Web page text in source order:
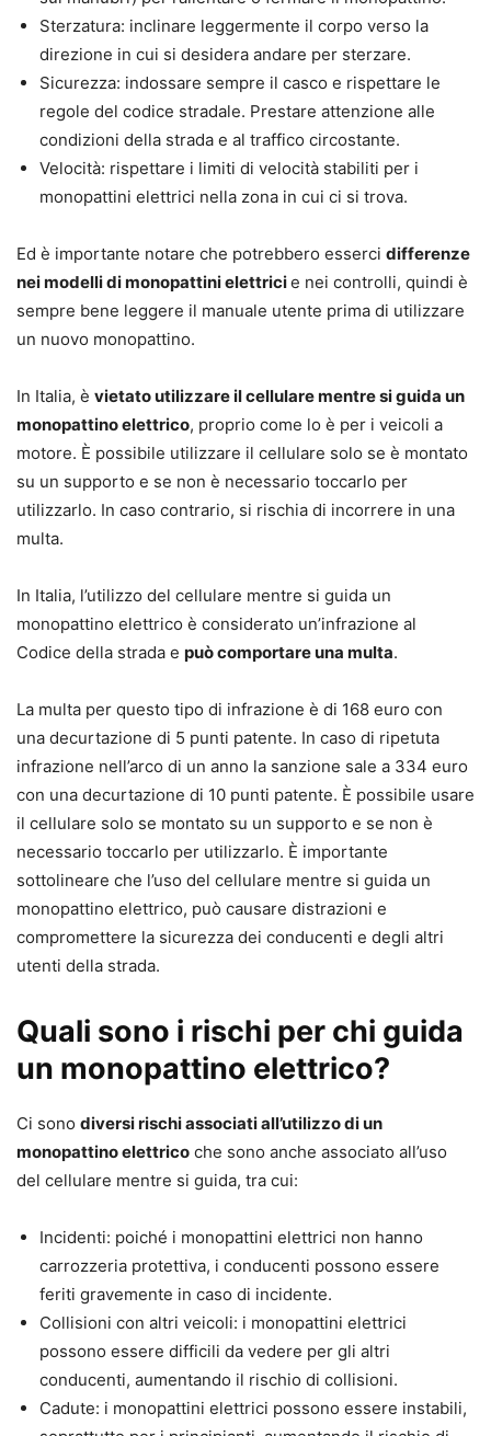
Sterzatura: inclinare leggermente il corpo verso la
direzione in cui si desidera andare per sterzare.
Sicurezza: indossare sempre il casco e rispettare le
regole del codice stradale. Prestare attenzione alle
condizioni della strada e al traffico circostante.
Velocità: rispettare i limiti di velocità stabiliti per i
monopattini elettrici nella zona in cui ci si trova.
Ed è importante notare che potrebbero esserci differenze
nei modelli di monopattini elettricie nei controlli, quindi è
sempre bene leggere il manuale utente prima di utilizzare
un nuovo monopattino.
In Italia, è vietato utilizzare il cellulare mentre si guida un
monopattino elettrico, proprio come lo è per i veicoli a
motore. È possibile utilizzare il cellulare solo se è montato
su un supporto e se non è necessario toccarlo per
utilizzarlo. In caso contrario, si rischia di incorrere in una
multa.
In Italia, l’utilizzo del cellulare mentre si guida un
monopattino elettrico è considerato un’infrazione al
Codice della strada e può comportare una multa.
La multa per questo tipo di infrazione è di 168 euro con
una decurtazione di 5 punti patente. In caso di ripetuta
infrazione nell’arco di un anno la sanzione sale a 334 euro
con una decurtazione di 10 punti patente. È possibile usare
il cellulare solo se montato su un supporto e se non è
necessario toccarlo per utilizzarlo. È importante
sottolineare che l’uso del cellulare mentre si guida un
monopattino elettrico, può causare distrazioni e
compromettere la sicurezza dei conducenti e degli altri
utenti della strada.
Quali sono i rischi per chi guida
un monopattino elettrico?
Ci sono diversi rischi associati all’utilizzo di un
monopattino elettrico che sono anche associato all’uso
del cellulare mentre si guida, tra cui:
Incidenti: poiché i monopattini elettrici non hanno
carrozzeria protettiva, i conducenti possono essere
feriti gravemente in caso di incidente.
Collisioni con altri veicoli: i monopattini elettrici
possono essere difficili da vedere per gli altri
conducenti, aumentando il rischio di collisioni.
Cadute: i monopattini elettrici possono essere instabili,